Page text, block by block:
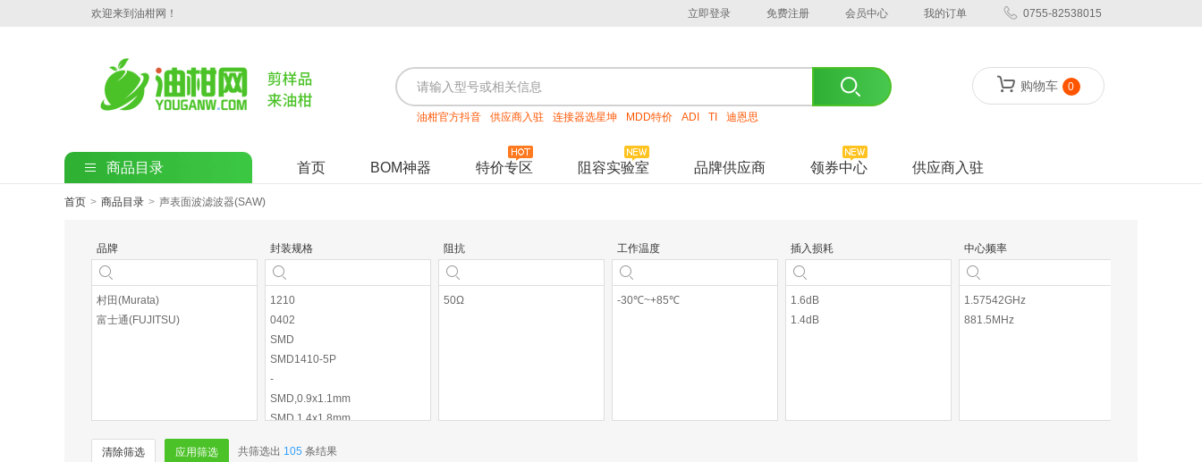
欢迎来到油柑网！ 立即登录 免费注册 会员中心 我的订单 0755-82538015
油柑官方抖音 供应商入驻 连接器选星坤 MDD特价 ADI TI 迪恩思
购物车 0
商品目录 首页 BOM神器 特价专区 阻容实验室 品牌供应商 领券中心 供应商入驻
首页 > 商品目录 > 声表面波滤波器(SAW)
品牌
村田(Murata)
富士通(FUJITSU)
封装规格
1210
0402
SMD
SMD1410-5P
-
SMD,0.9x1.1mm
SMD,1.4x1.8mm
SMD,8x8mm
阻抗
50Ω
工作温度
-30℃~+85℃
插入损耗
1.6dB
1.4dB
中心频率
1.57542GHz
881.5MHz
清除筛选 应用筛选 共筛选出 105 条结果